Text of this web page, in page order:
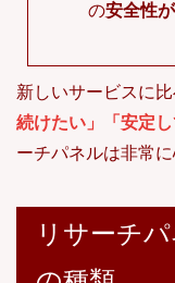
の安全性
新しいサービスに
続けたい」「安定し
ーチパネルは非常
リサーチ